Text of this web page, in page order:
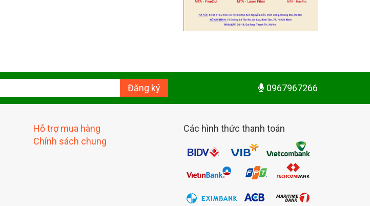
Đăng ký 0967967266
Hỗ trợ mua hàng
Chính sách chung
Các hình thức thanh toán